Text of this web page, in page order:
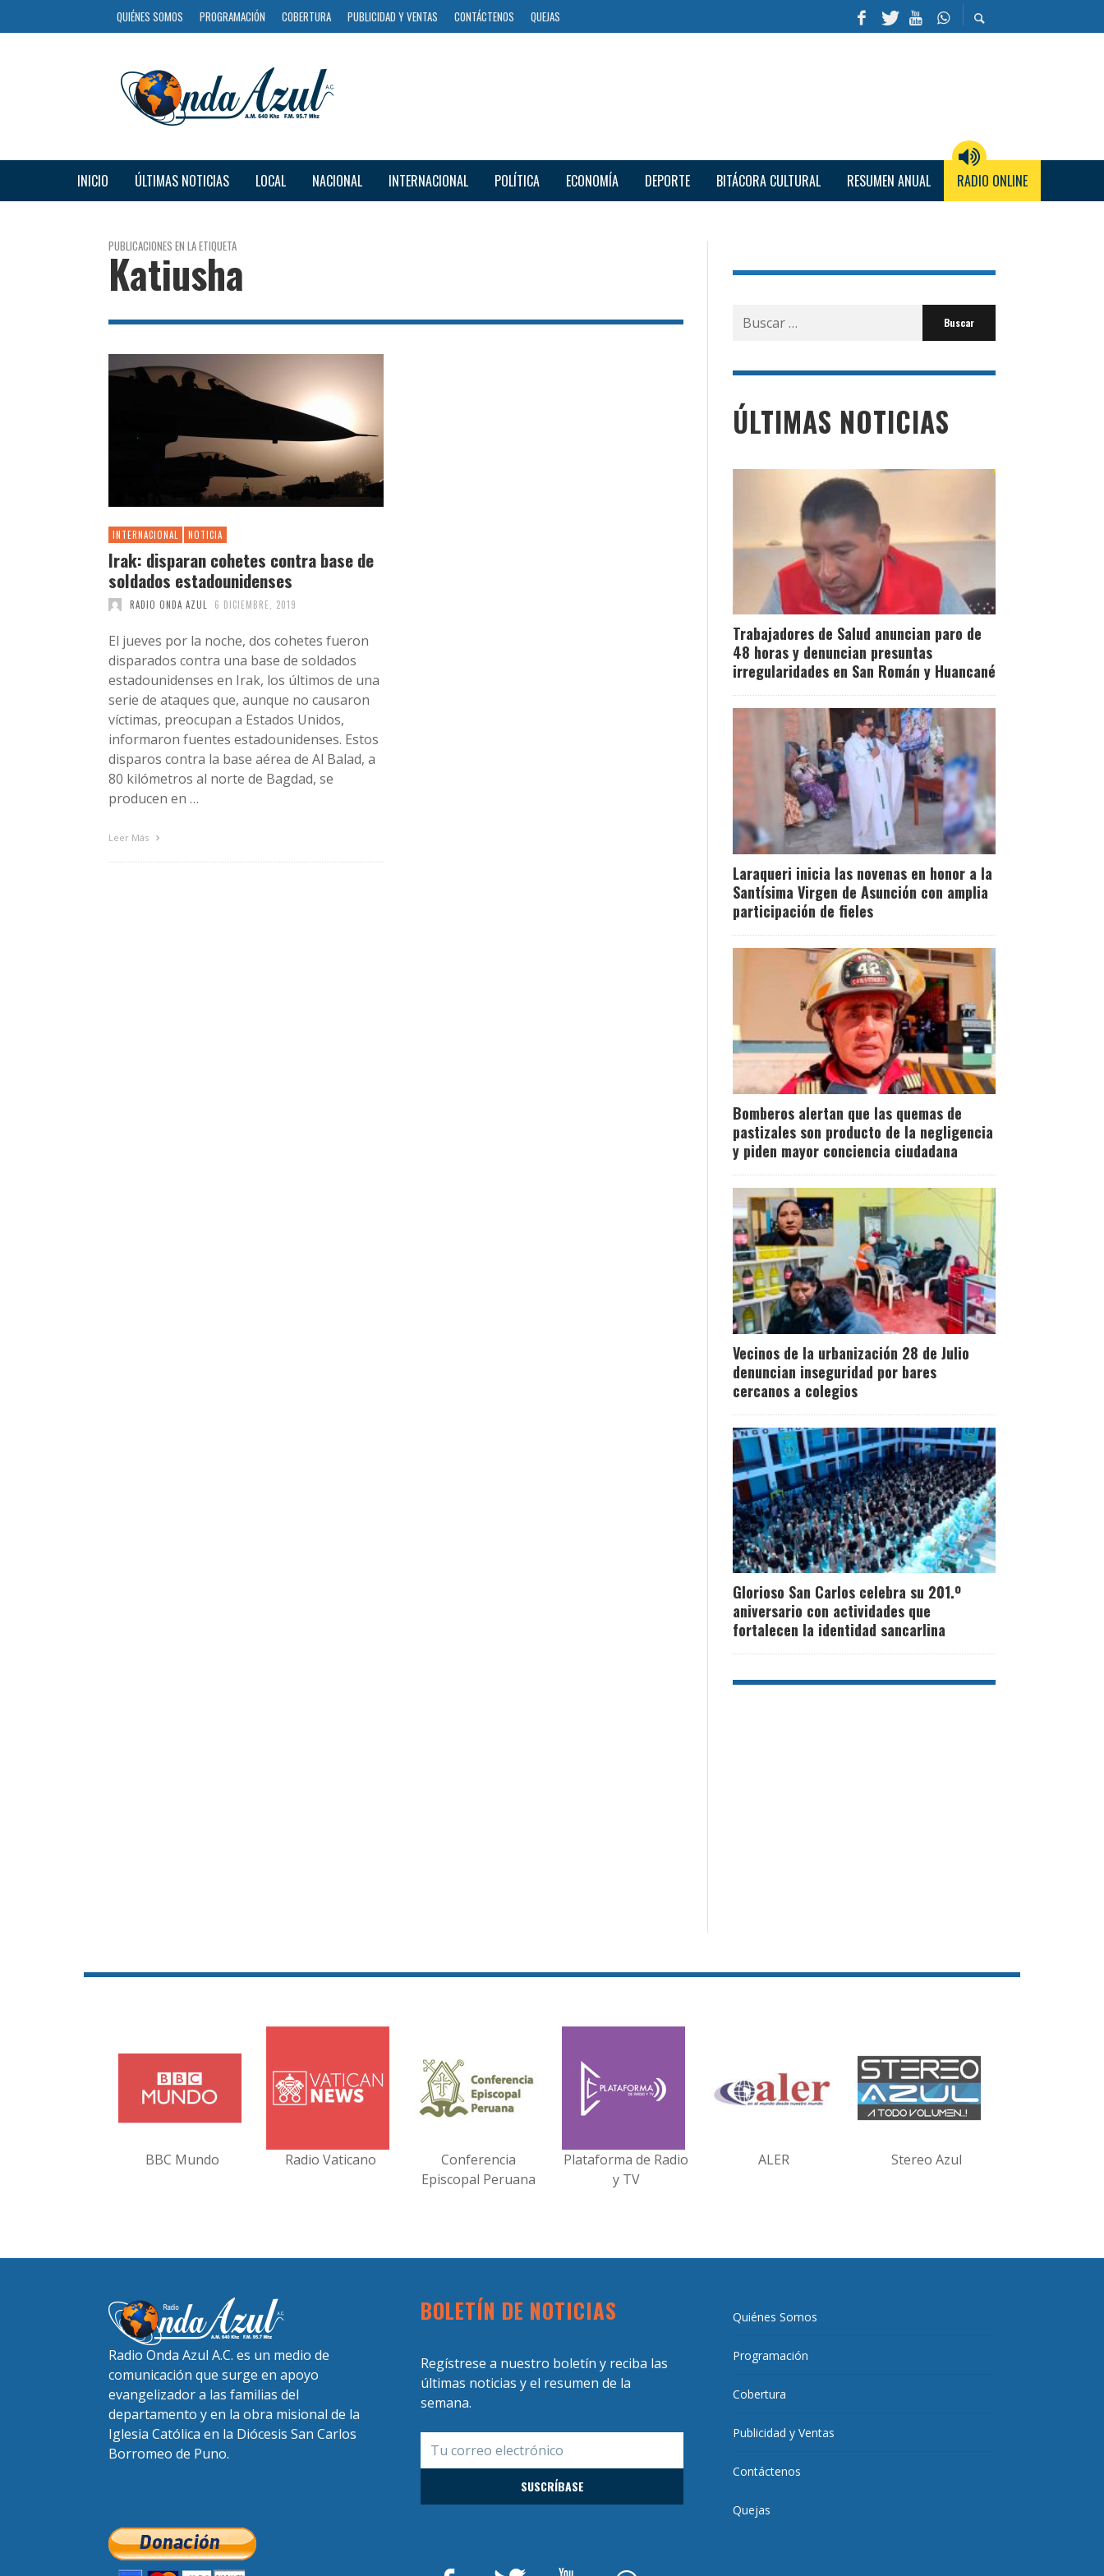
QUIÉNES SOMOS PROGRAMACIÓN COBERTURA PUBLICIDAD Y VENTAS CONTÁCTENOS QUEJAS
INICIO ÚLTIMAS NOTICIAS LOCAL NACIONAL INTERNACIONAL POLÍTICA ECONOMÍA DEPORTE BITÁCORA CULTURAL RESUMEN ANUAL RADIO ONLINE
PUBLICACIONES EN LA ETIQUETA
Katiusha
INTERNACIONAL NOTICIA
Irak: disparan cohetes contra base de
soldados estadounidenses
RADIO ONDA AZUL 6 DICIEMBRE, 2019
El jueves por la noche, dos cohetes fueron
disparados contra una base de soldados
estadounidenses en Irak, los últimos de una
serie de ataques que, aunque no causaron
víctimas, preocupan a Estados Unidos,
informaron fuentes estadounidenses. Estos
disparos contra la base aérea de Al Balad, a
80 kilómetros al norte de Bagdad, se
producen en …
Leer Más
Buscar
por:
ÚLTIMAS NOTICIAS
Trabajadores de Salud anuncian paro de
48 horas y denuncian presuntas
irregularidades en San Román y Huancané
Laraqueri inicia las novenas en honor a la
Santísima Virgen de Asunción con amplia
participación de fieles
Bomberos alertan que las quemas de
pastizales son producto de la negligencia
y piden mayor conciencia ciudadana
Vecinos de la urbanización 28 de Julio
denuncian inseguridad por bares
cercanos a colegios
Glorioso San Carlos celebra su 201.º
aniversario con actividades que
fortalecen la identidad sancarlina
BBC Mundo Radio Vaticano
Conferencia
Episcopal Peruana
Plataforma de Radio
y TV
ALER Stereo Azul
Radio Onda Azul A.C. es un medio de
comunicación que surge en apoyo
evangelizador a las familias del
departamento y en la obra misional de la
Iglesia Católica en la Diócesis San Carlos
Borromeo de Puno.
BOLETÍN DE NOTICIAS
Regístrese a nuestro boletín y reciba las
últimas noticias y el resumen de la
semana.
Quiénes Somos
Programación
Cobertura
Publicidad y Ventas
Contáctenos
Quejas